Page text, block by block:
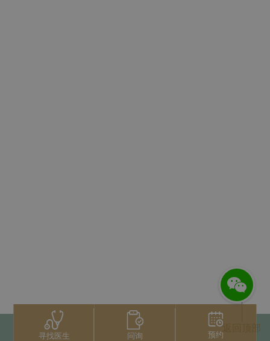
寻找医生 问询 预约
返回顶部